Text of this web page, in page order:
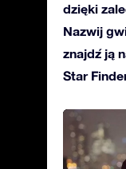
dzięki
Nazwij
znajdź ją
Star